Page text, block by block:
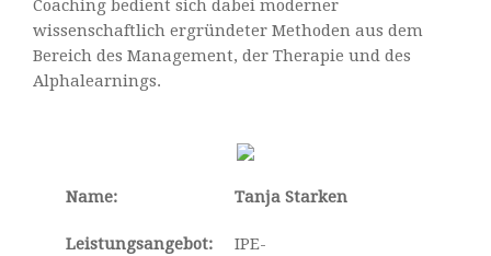
Coaching bedient sich dabei moderner
wissenschaftlich ergründeter Methoden aus dem
Bereich des Management, der Therapie und des
Alphalearnings.
Name: Tanja Starken
Leistungsangebot:
IPE-